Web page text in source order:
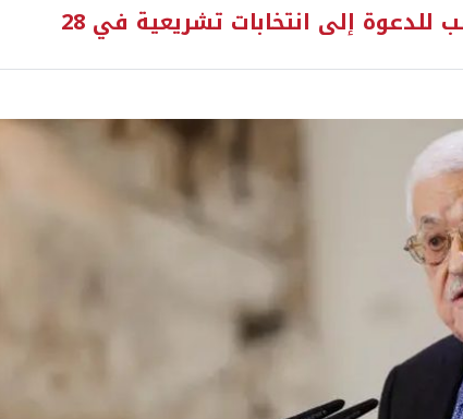
مسؤولون: مرسوم رئاسي مرتقب للدعوة إلى انتخابات تشريعية في 28